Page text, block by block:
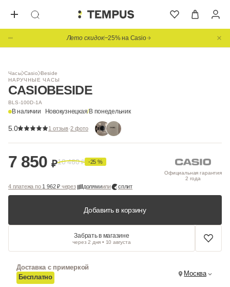
Лето скидок−25% на Casio
Часы Casio Beside
НАРУЧНЫЕ ЧАСЫ
CASIOBESIDE
BLS-100D-1A
В наличии Новокузнецкая/В понедельник
5.0 1 отзыв·2 фото
7 850 ₽10 460₽ -25 %
Официальная гарантия
2 года
4 платежа по 1 962 ₽через долямиили сплит
Добавить в корзину
Забрать в магазине
через 2 дня • 10 августа
Доставка с примеркой
Бесплатно
Москва